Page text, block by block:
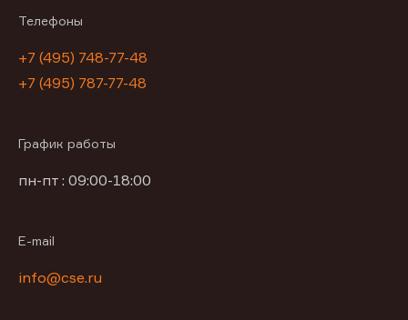
Телефоны
+7 (495) 748-77-48
+7 (495) 787-77-48
График работы
пн-пт : 09:00-18:00
E-mail
info@cse.ru